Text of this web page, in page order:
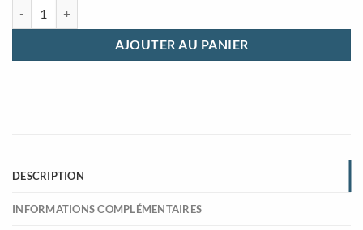
AJOUTER AU PANIER
DESCRIPTION
INFORMATIONS COMPLÉMENTAIRES